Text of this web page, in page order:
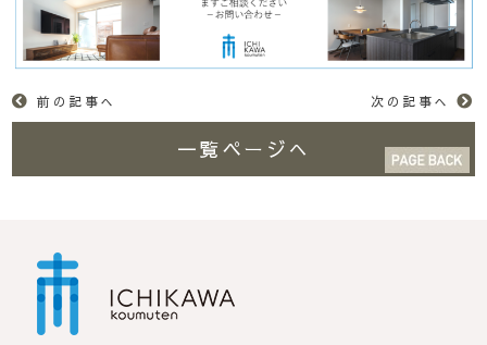
前の記事へ 次の記事へ
一覧ページへ